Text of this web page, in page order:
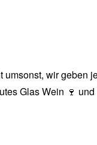
umsonst, wir geben
Glas Wein 🍷